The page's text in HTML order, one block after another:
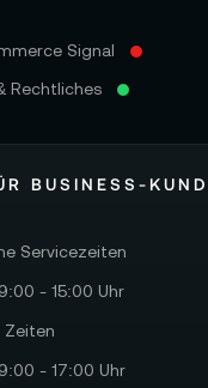
Signal
Rechtliches
BUSINESS-
Servicezeiten
- 15:00 Uhr
- 17:00 Uhr